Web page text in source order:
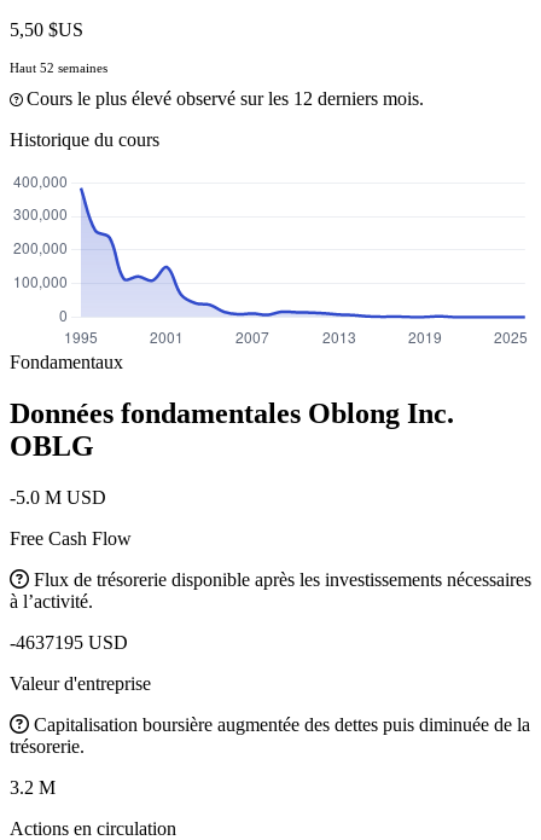
5,50 $US
Haut 52 semaines
Cours le plus élevé observé sur les 12 derniers mois.
Historique du cours
Fondamentaux
Données fondamentales Oblong Inc.
OBLG
-5.0 M USD
Free Cash Flow
Flux de trésorerie disponible après les investissements nécessaires
à l’activité.
-4637195 USD
Valeur d'entreprise
Capitalisation boursière augmentée des dettes puis diminuée de la
trésorerie.
3.2 M
Actions en circulation